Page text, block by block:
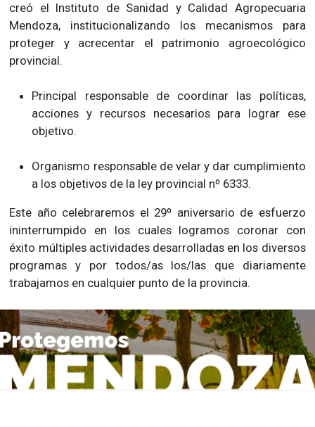
creó el Instituto de Sanidad y Calidad Agropecuaria
Mendoza, institucionalizando los mecanismos para
proteger y acrecentar el patrimonio agroecológico
provincial.
Principal responsable de coordinar las políticas,
acciones y recursos necesarios para lograr ese
objetivo.
Organismo responsable de velar y dar cumplimiento
a los objetivos de la ley provincial nº 6333.
Este año celebraremos el 29º aniversario de esfuerzo
ininterrumpido en los cuales logramos coronar con
éxito múltiples actividades desarrolladas en los diversos
programas y por todos/as los/las que diariamente
trabajamos en cualquier punto de la provincia.